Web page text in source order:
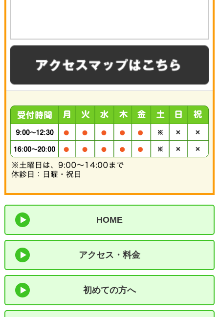
HOME
アクセス・料金
初めての方へ